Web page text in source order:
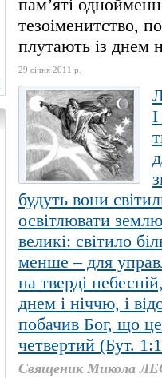
пам’яті
тезоіменитство,
плутають із днем
29 січня 2011 р.
будуть вони
освітлювати
великі: світило
менше – для
на тверді
днем і ніччю, і
побачив Бог, що це
четвертий (Бут.
Священик Микола